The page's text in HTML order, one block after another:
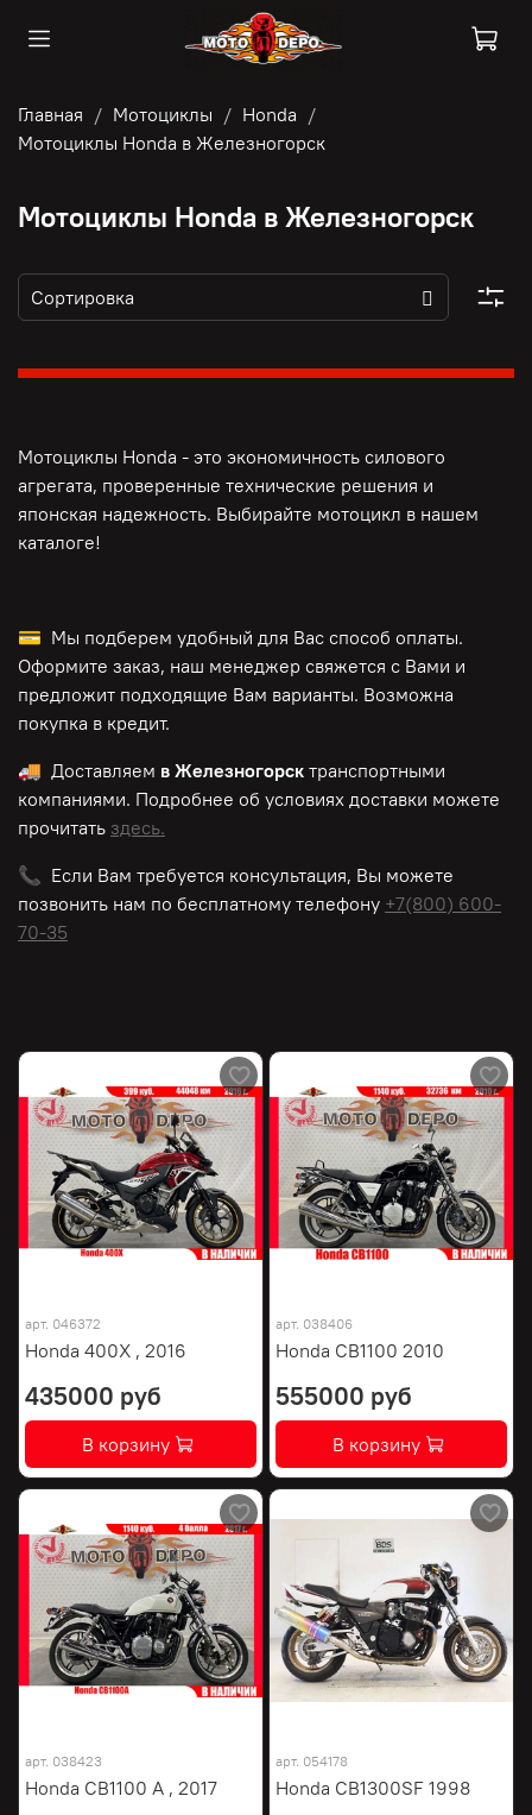
Главная Мотоциклы
Honda
Мотоциклы Honda в Железногорск
Мотоциклы Honda в Железногорск
Мотоциклы Honda - это экономичность силового
агрегата, проверенные технические решения и
японская надежность. Выбирайте мотоцикл в нашем
каталоге!
💳 Мы подберем удобный для Вас способ оплаты.
Оформите заказ, наш менеджер свяжется с Вами и
предложит подходящие Вам варианты. Возможна
покупка в кредит.
🚚 Доставляем в Железногорск транспортными
компаниями. Подробнее об условиях доставки можете
прочитать здесь.
📞 Если Вам требуется консультация, Вы можете
позвонить нам по бесплатному телефону +7(800) 600-
70-35
арт. 046372
Honda 400X , 2016
435000 руб
В корзину
арт. 038406
Honda CB1100 2010
555000 руб
В корзину
арт. 038423
Honda CB1100 A , 2017
арт. 054178
Honda CB1300SF 1998